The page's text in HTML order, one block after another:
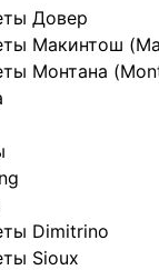
Довер
Макинтош
Монтана
Dimitrino
Sioux